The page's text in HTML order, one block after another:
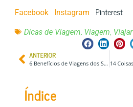
Facebook Instagram Pinterest
Dicas de Viagem, Viagem, Viajar
ANTERIOR
6 Benefícios de Viagens dos Serviços de Tradução de Idiomas
Índice